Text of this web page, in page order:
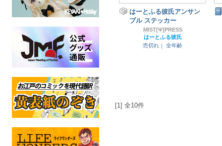
はーとふる彼氏アンサン
ブル ステッカー
MIST[Ψ]PRESS
はーとふる彼氏
売切れ｜
全年齢
[1] 全10件